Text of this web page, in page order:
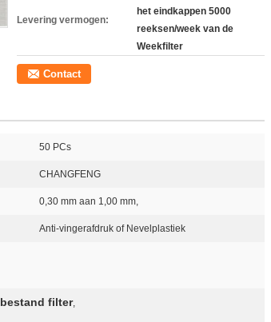
Levering vermogen:
het eindkappen 5000
reeksen/week van de
Weekfilter
Contact
50 PCs
CHANGFENG
0,30 mm aan 1,00 mm,
Anti-vingerafdruk of Nevelplastiek
filter,